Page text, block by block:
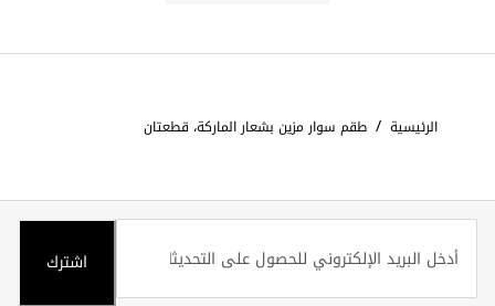
الرئيسية / طقم سوار مزين بشعار الماركة، قطعتان
اشترك